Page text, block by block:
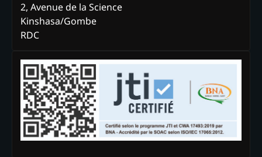
2, Avenue de la Science
Kinshasa/Gombe
RDC